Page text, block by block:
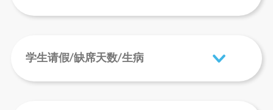
学生请假/缺席天数/生病